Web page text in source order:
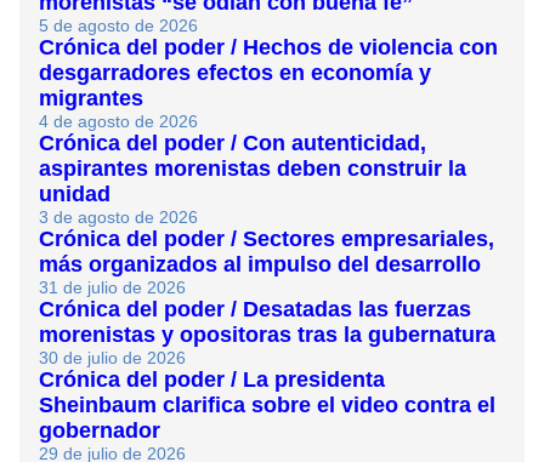
5 de agosto de 2026
Crónica del poder / Hechos de violencia con
desgarradores efectos en economía y
migrantes
4 de agosto de 2026
Crónica del poder / Con autenticidad,
aspirantes morenistas deben construir la
unidad
3 de agosto de 2026
Crónica del poder / Sectores empresariales,
más organizados al impulso del desarrollo
31 de julio de 2026
Crónica del poder / Desatadas las fuerzas
morenistas y opositoras tras la gubernatura
30 de julio de 2026
Crónica del poder / La presidenta
Sheinbaum clarifica sobre el video contra el
gobernador
29 de julio de 2026